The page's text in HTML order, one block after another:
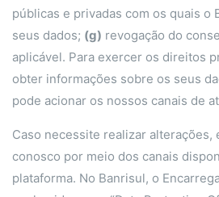
públicas e privadas com os quais o
seus dados; (g) revogação do
aplicável. Para exercer os direitos
obter informações sobre os seus
pode acionar os nossos canais de
Caso necessite realizar alterações,
conosco por meio dos canais
plataforma. No Banrisul, o